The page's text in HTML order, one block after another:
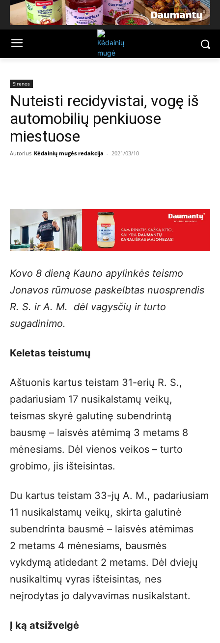
Sirenos
Nuteisti recidyvistai, vogę iš
automobilių penkiuose
miestuose
Autorius Kėdainių mugės redakcija - 2021/03/10
Kovo 8 dieną Kauno apylinkės teismo
Jonavos rūmuose paskelbtas nuosprendis
R. S. ir A. M. dėl vagysčių ir turto
sugadinimo.
Keletas teistumų
Aštuonis kartus teistam 31-erių R. S.,
padariusiam 17 nusikalstamų veikų,
teismas skyrė galutinę subendrintą
bausmę – laisvės atėmimą 3 metams 8
mėnesiams. Dėl vienos veikos – turto
grobimo, jis išteisintas.
Du kartus teistam 33-jų A. M., padariusiam
11 nusikalstamų veikų, skirta galutinė
subendrinta bausmė – laisvės atėmimas
2 metams 4 mėnesiams, bausmės
vykdymą atidedant 2 metams. Dėl dviejų
nusikaltimų vyras išteisintas, nes
neįrodytas jo dalyvavimas nusikalstant.
Į ką atsižvelgė